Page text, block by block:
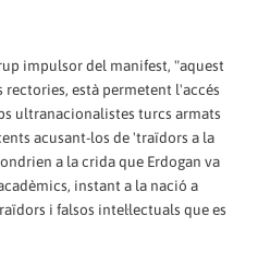
impulsor del manifest, "aquest
està permetent l'accés
ultranacionalistes turcs armats
acusant-los de 'traïdors a la
a la crida que Erdogan va
instant a la nació a
i falsos intel·lectuals que es